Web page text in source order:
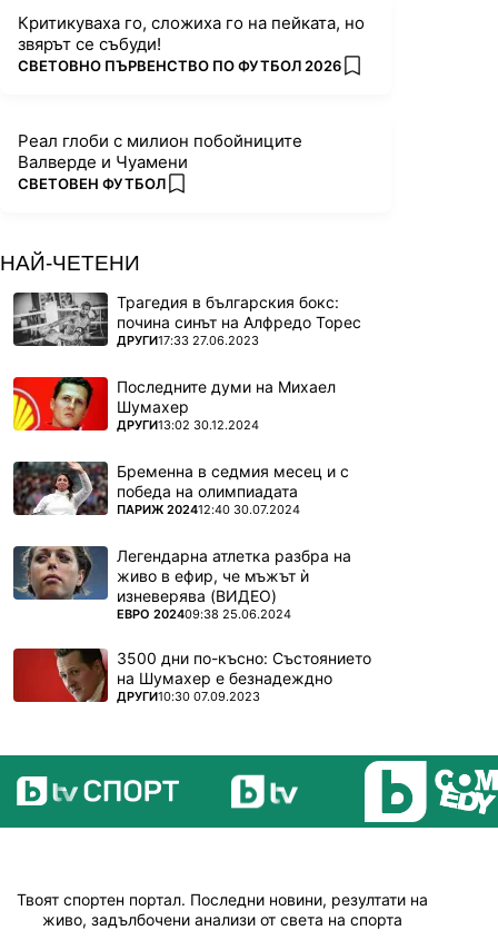
Критикуваха го, сложиха го на пейката, но
звярът се събуди!
ПОВЕЧЕ ОТ
СВЕТОВНО ПЪРВЕНСТВО ПО ФУТБОЛ 2026 add favorites
Реал глоби с милион побойниците
Валверде и Чуамени
ПОВЕЧЕ ОТ
СВЕТОВЕН ФУТБОЛ add favorites
НАЙ-ЧЕТЕНИ
Трагедия в българския бокс:
почина синът на Алфредо Торес
ПОВЕЧЕ ОТ
ДРУГИ17:33 27.06.2023
Последните думи на Михаел
Шумахер
ПОВЕЧЕ ОТ
ДРУГИ13:02 30.12.2024
Бременна в седмия месец и с
победа на олимпиадата
ПОВЕЧЕ ОТ
ПАРИЖ 202412:40 30.07.2024
Легендарна атлетка разбра на
живо в ефир, че мъжът ѝ
изневерява (ВИДЕО)
ПОВЕЧЕ ОТ
ЕВРО 202409:38 25.06.2024
3500 дни по-късно: Състоянието
на Шумахер е безнадеждно
ПОВЕЧЕ ОТ
ДРУГИ10:30 07.09.2023
Твоят спортен портал. Последни новини, резултати на
живо, задълбочени анализи от света на спорта